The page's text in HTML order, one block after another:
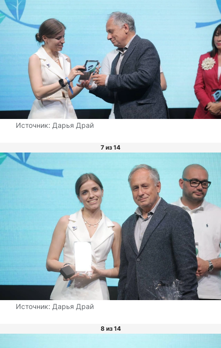
Источник: Дарья Драй
7 из 14
Источник: Дарья Драй
8 из 14